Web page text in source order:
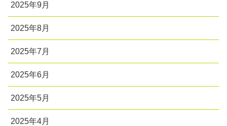
2025年9月
2025年8月
2025年7月
2025年6月
2025年5月
2025年4月